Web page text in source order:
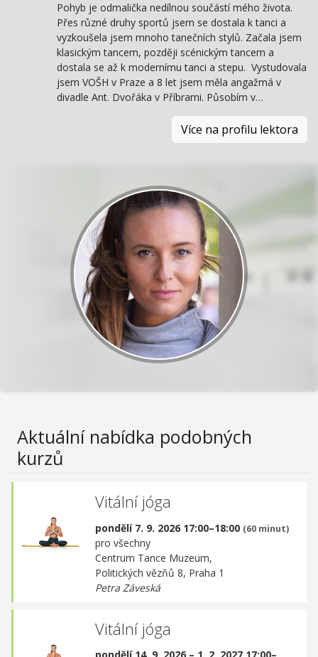
Pohyb je odmalička nedílnou součástí mého života.
Přes různé druhy sportů jsem se dostala k tanci a
vyzkoušela jsem mnoho tanečních stylů. Začala jsem
klasickým tancem, později scénickým tancem a
dostala se až k modernímu tanci a stepu. Vystudovala
jsem VOŠH v Praze a 8 let jsem měla angažmá v
divadle Ant. Dvořáka v Příbrami. Působím v…
Více na profilu lektora
Aktuální nabídka podobných
kurzů
Vitální jóga
pondělí 7. 9. 2026 17:00–18:00 (60 minut)
pro všechny
Centrum Tance Muzeum,
Politických vězňů 8, Praha 1
Petra Záveská
Vitální jóga